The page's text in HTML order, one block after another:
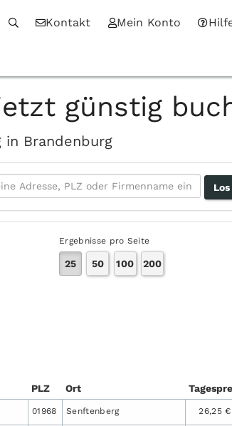
Kontakt Mein Konto
günstig
Brandenburg
Ergebnisse pro Seite
25 50 100 200
PLZ Ort
01968 Senftenberg 26,25 €